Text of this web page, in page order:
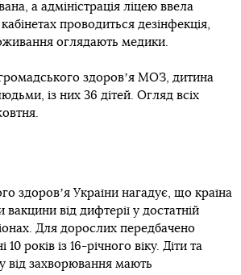
а адміністрація ліцею ввела
проводиться дезінфекція,
оглядають медики.
здоровʼя МОЗ, дитина
із них 36 дітей. Огляд всіх
здоровʼя України нагадує, що країна
вакцини від дифтерії у достатній
Для дорослих передбачено
років із 16-річного віку. Діти та
від захворювання мають